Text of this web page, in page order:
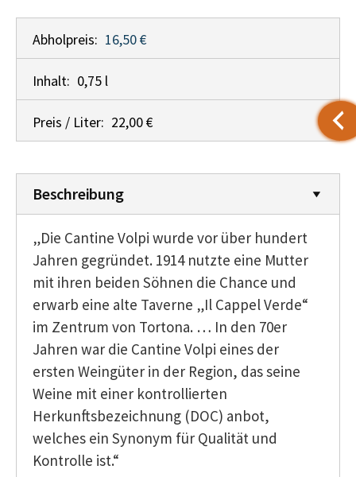
Abholpreis: 16,50 €
Inhalt: 0,75 l
Preis / Liter: 22,00 €
Beschreibung
„Die Cantine Volpi wurde vor über hundert
Jahren gegründet. 1914 nutzte eine Mutter
mit ihren beiden Söhnen die Chance und
erwarb eine alte Taverne „Il Cappel Verde“
im Zentrum von Tortona. … In den 70er
Jahren war die Cantine Volpi eines der
ersten Weingüter in der Region, das seine
Weine mit einer kontrollierten
Herkunftsbezeichnung (DOC) anbot,
welches ein Synonym für Qualität und
Kontrolle ist.“